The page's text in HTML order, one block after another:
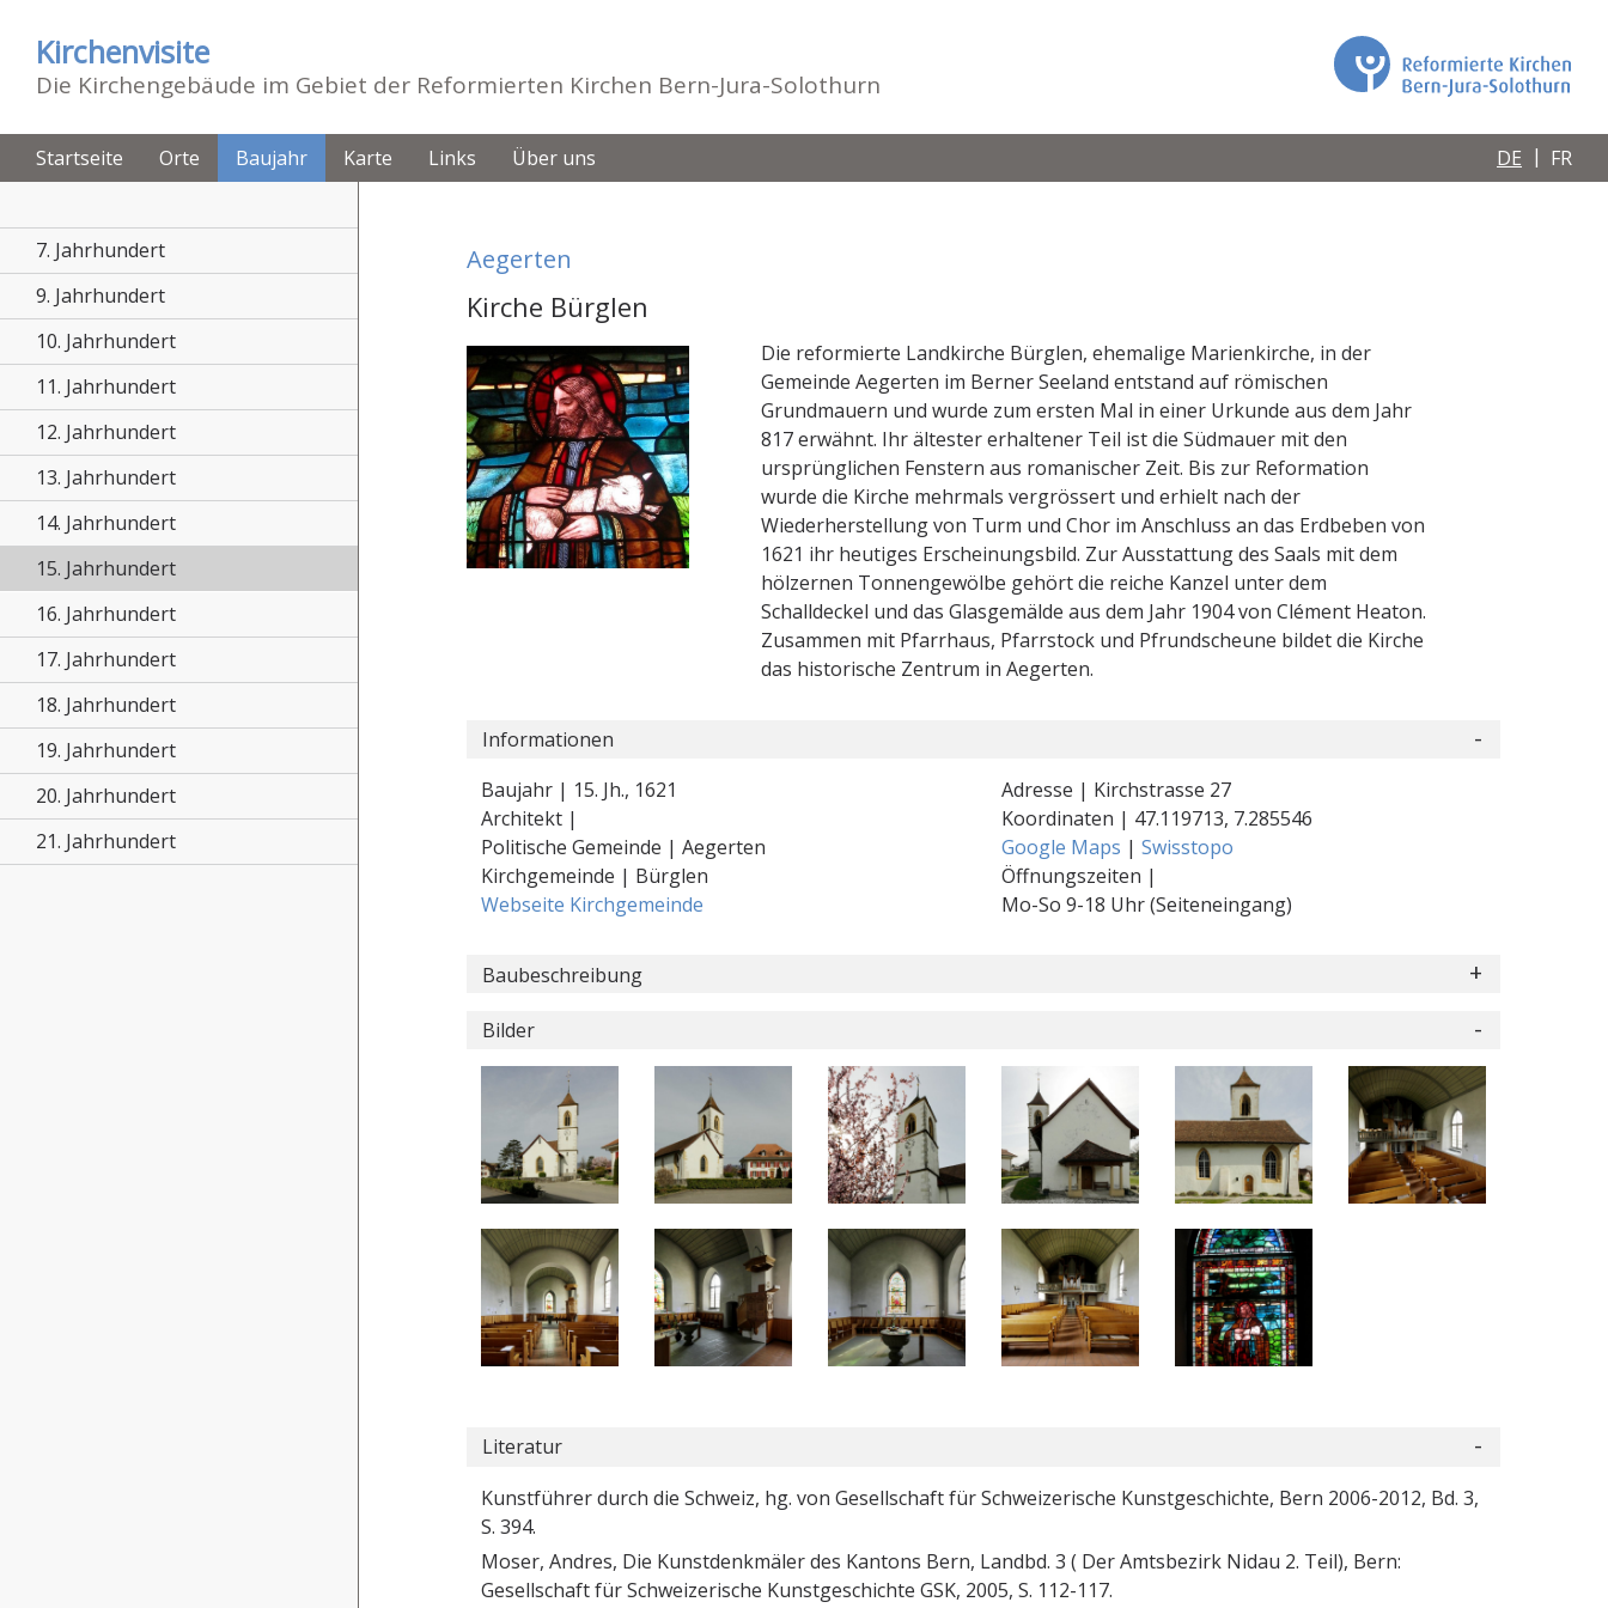
Kirchenvisite
Die Kirchengebäude im Gebiet der Reformierten Kirchen Bern-Jura-Solothurn
Startseite Orte Baujahr Karte Links Über uns DE FR
7. Jahrhundert
9. Jahrhundert
10. Jahrhundert
11. Jahrhundert
12. Jahrhundert
13. Jahrhundert
14. Jahrhundert
15. Jahrhundert
16. Jahrhundert
17. Jahrhundert
18. Jahrhundert
19. Jahrhundert
20. Jahrhundert
21. Jahrhundert
Aegerten
Kirche Bürglen
Die reformierte Landkirche Bürglen, ehemalige Marienkirche, in der
Gemeinde Aegerten im Berner Seeland entstand auf römischen
Grundmauern und wurde zum ersten Mal in einer Urkunde aus dem Jahr
817 erwähnt. Ihr ältester erhaltener Teil ist die Südmauer mit den
ursprünglichen Fenstern aus romanischer Zeit. Bis zur Reformation
wurde die Kirche mehrmals vergrössert und erhielt nach der
Wiederherstellung von Turm und Chor im Anschluss an das Erdbeben von
1621 ihr heutiges Erscheinungsbild. Zur Ausstattung des Saals mit dem
hölzernen Tonnengewölbe gehört die reiche Kanzel unter dem
Schalldeckel und das Glasgemälde aus dem Jahr 1904 von Clément Heaton.
Zusammen mit Pfarrhaus, Pfarrstock und Pfrundscheune bildet die Kirche
das historische Zentrum in Aegerten.
Informationen
Baujahr | 15. Jh., 1621
Architekt |
Politische Gemeinde | Aegerten
Kirchgemeinde | Bürglen
Webseite Kirchgemeinde
Adresse | Kirchstrasse 27
Koordinaten | 47.119713, 7.285546
Google Maps | Swisstopo
Öffnungszeiten |
Mo-So 9-18 Uhr (Seiteneingang)
Baubeschreibung
Bilder
Literatur
Kunstführer durch die Schweiz, hg. von Gesellschaft für Schweizerische Kunstgeschichte, Bern 2006-2012, Bd. 3,
S. 394.
Moser, Andres, Die Kunstdenkmäler des Kantons Bern, Landbd. 3 ( Der Amtsbezirk Nidau 2. Teil), Bern:
Gesellschaft für Schweizerische Kunstgeschichte GSK, 2005, S. 112-117.